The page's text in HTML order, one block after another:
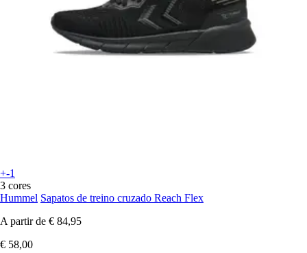
+-1
3 cores
Hummel Sapatos de treino cruzado Reach Flex
A partir de € 84,95
€ 58,00